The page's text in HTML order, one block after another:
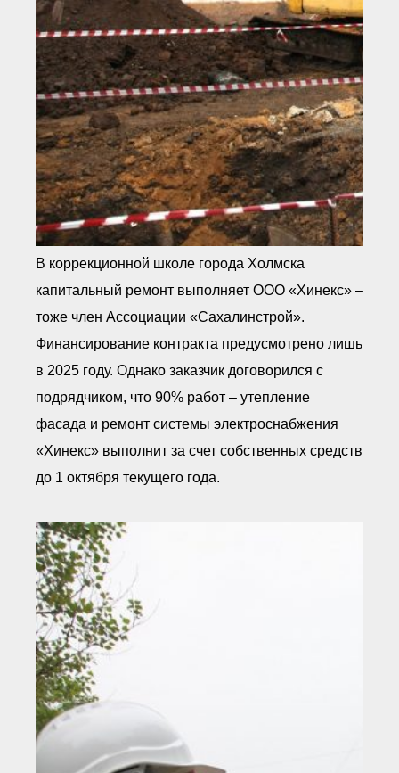
В коррекционной школе города Холмска
капитальный ремонт выполняет ООО «Хинекс» –
тоже член Ассоциации «Сахалинстрой».
Финансирование контракта предусмотрено лишь
в 2025 году. Однако заказчик договорился с
подрядчиком, что 90% работ – утепление
фасада и ремонт системы электроснабжения
«Хинекс» выполнит за счет собственных средств
до 1 октября текущего года.